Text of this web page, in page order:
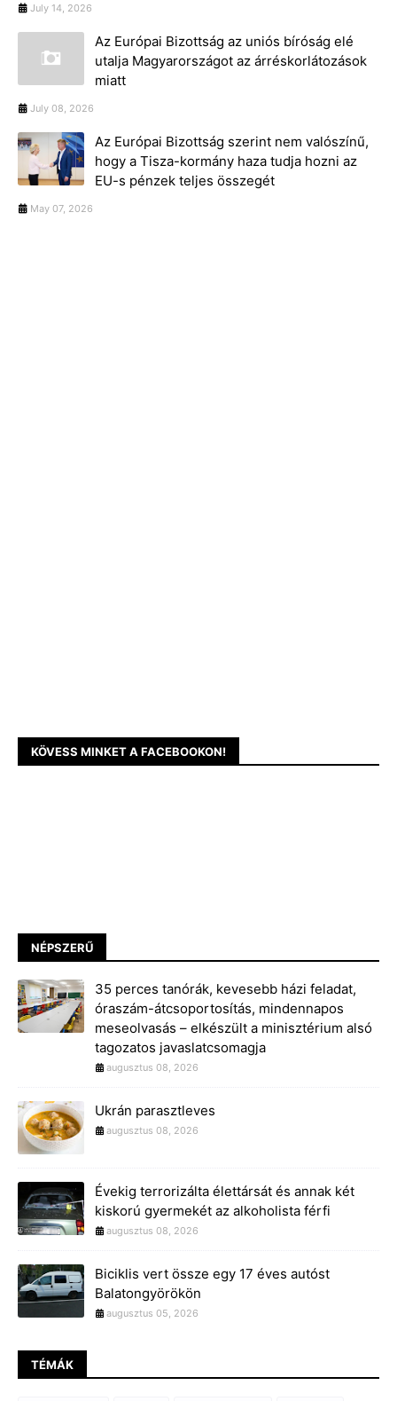
July 14, 2026
Az Európai Bizottság az uniós bíróság elé
utalja Magyarországot az árréskorlátozások
miatt
July 08, 2026
Az Európai Bizottság szerint nem valószínű,
hogy a Tisza-kormány haza tudja hozni az
EU-s pénzek teljes összegét
May 07, 2026
KÖVESS MINKET A FACEBOOKON!
NÉPSZERŰ
35 perces tanórák, kevesebb házi feladat,
óraszám-átcsoportosítás, mindennapos
meseolvasás – elkészült a minisztérium alsó
tagozatos javaslatcsomagja
augusztus 08, 2026
Ukrán parasztleves
augusztus 08, 2026
Évekig terrorizálta élettársát és annak két
kiskorú gyermekét az alkoholista férfi
augusztus 08, 2026
Biciklis vert össze egy 17 éves autóst
Balatongyörökön
augusztus 05, 2026
TÉMÁK